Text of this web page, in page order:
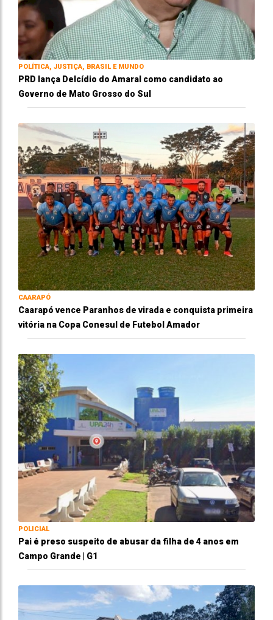
POLÍTICA, JUSTIÇA, BRASIL E MUNDO
PRD lança Delcídio do Amaral como candidato ao
Governo de Mato Grosso do Sul
CAARAPÓ
Caarapó vence Paranhos de virada e conquista primeira
vitória na Copa Conesul de Futebol Amador
POLICIAL
Pai é preso suspeito de abusar da filha de 4 anos em
Campo Grande | G1